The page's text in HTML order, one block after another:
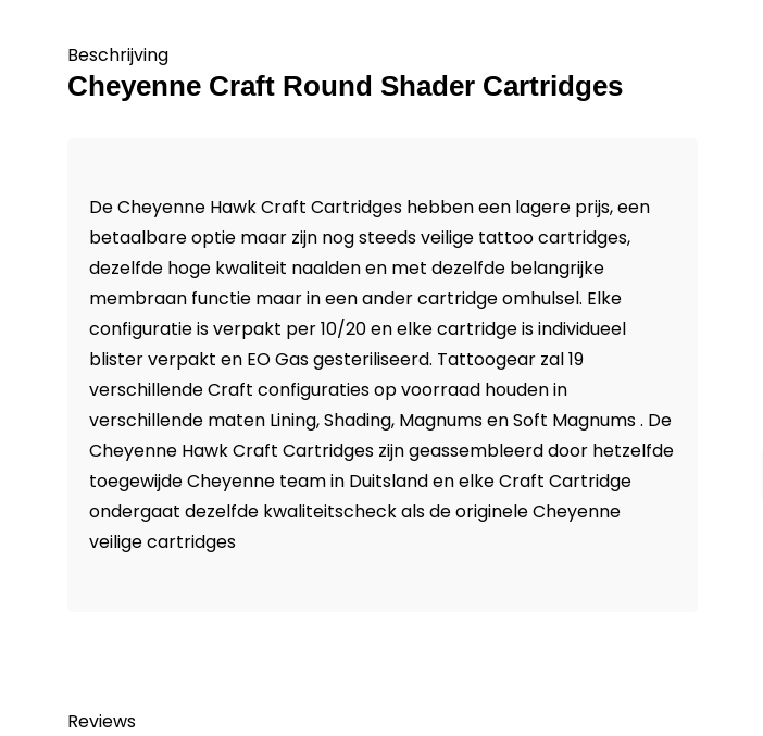
Beschrijving
Cheyenne Craft Round Shader Cartridges
De Cheyenne Hawk Craft Cartridges hebben een lagere prijs, een
betaalbare optie maar zijn nog steeds veilige tattoo cartridges,
dezelfde hoge kwaliteit naalden en met dezelfde belangrijke
membraan functie maar in een ander cartridge omhulsel. Elke
configuratie is verpakt per 10/20 en elke cartridge is individueel
blister verpakt en EO Gas gesteriliseerd. Tattoogear zal 19
verschillende Craft configuraties op voorraad houden in
verschillende maten Lining, Shading, Magnums en Soft Magnums . De
Cheyenne Hawk Craft Cartridges zijn geassembleerd door hetzelfde
toegewijde Cheyenne team in Duitsland en elke Craft Cartridge
ondergaat dezelfde kwaliteitscheck als de originele Cheyenne
veilige cartridges
Reviews